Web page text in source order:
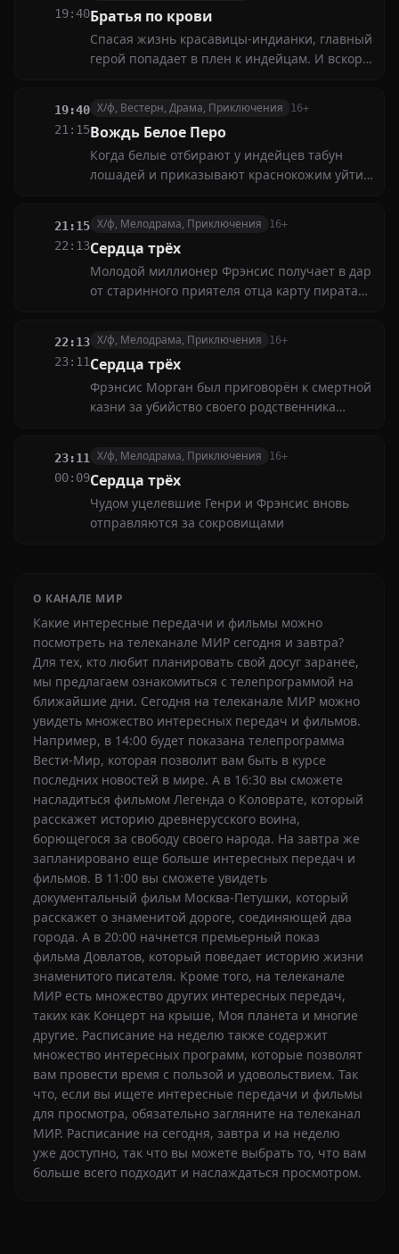
занятий с близкими
19:40Братья по крови
Спасая жизнь красавицы-индианки, главный
герой попадает в плен к индейцам. И вскоре,
племени. Вместе они начинают собственную
войну против бледнолицых захватчиков
19:40
21:15
Х/ф, Вестерн, Драма, Приключения 16+
Вождь Белое Перо
Когда белые отбирают у индейцев табун
лошадей и приказывают краснокожим уйти
чужаков
21:15
22:13
Х/ф, Мелодрама, Приключения 16+
Сeрдца тpёх
Молодой миллионер Фрэнсис получает в дар
от старинного приятеля отца карту пирата
22:13
23:11
Х/ф, Мелодрама, Приключения 16+
Сeрдца тpёх
Фрэнсис Морган был приговорён к смертной
казни за убийство своего родственника
23:11
00:09
Х/ф, Мелодрама, Приключения 16+
Сeрдца тpёх
Чудом уцелевшие Генри и Фрэнсис вновь
отправляются за сокровищами
О КАНАЛЕ МИР
Какие интересные передачи и фильмы можно
посмотреть на телеканале МИР сегодня и завтра?
Для тех, кто любит планировать свой досуг заранее,
мы предлагаем ознакомиться с телепрограммой на
ближайшие дни. Сегодня на телеканале МИР можно
увидеть множество интересных передач и фильмов.
Например, в 14:00 будет показана телепрограмма
Вести-Мир, которая позволит вам быть в курсе
последних новостей в мире. А в 16:30 вы сможете
насладиться фильмом Легенда о Коловрате, который
расскажет историю древнерусского воина,
борющегося за свободу своего народа. На завтра же
запланировано еще больше интересных передач и
фильмов. В 11:00 вы сможете увидеть
документальный фильм Москва-Петушки, который
расскажет о знаменитой дороге, соединяющей два
города. А в 20:00 начнется премьерный показ
фильма Довлатов, который поведает историю жизни
знаменитого писателя. Кроме того, на телеканале
МИР есть множество других интересных передач,
таких как Концерт на крыше, Моя планета и многие
другие. Расписание на неделю также содержит
множество интересных программ, которые позволят
вам провести время с пользой и удовольствием. Так
что, если вы ищете интересные передачи и фильмы
для просмотра, обязательно загляните на телеканал
МИР. Расписание на сегодня, завтра и на неделю
уже доступно, так что вы можете выбрать то, что вам
больше всего подходит и наслаждаться просмотром.